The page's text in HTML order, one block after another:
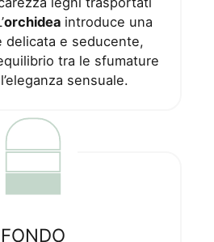
orchidea introduce una
delicata e seducente,
tra le sfumature
sensuale.
FONDO